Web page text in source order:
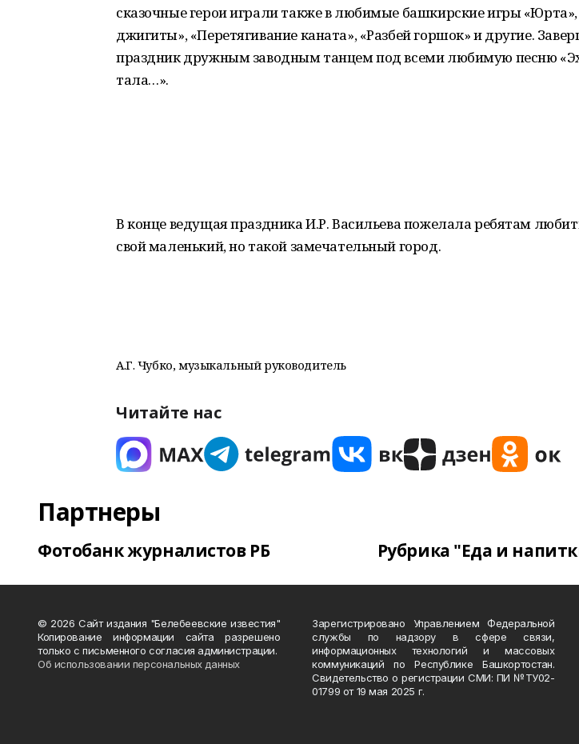
сказочные герои играли также в любимые башкирские игры
джигиты», «Перетягивание каната», «Разбей горшок» и другие.
праздник дружным заводным танцем под всеми любимую песню
тала…».
В конце ведущая праздника И.Р. Васильева пожелала ребятам
свой маленький, но такой замечательный город.
А.Г. Чубко, музыкальный руководитель
Читайте нас
Партнеры
Фотобанк журналистов РБ Рубрика "Еда и
© 2026 Сайт издания "Белебеевские известия"
Копирование информации сайта разрешено
только с письменного согласия администрации.
Об использовании персональных данных
Зарегистрировано Управлением Федеральной
службы по надзору в сфере связи,
информационных технологий и массовых
коммуникаций по Республике Башкортостан.
Свидетельство о регистрации СМИ: ПИ №ТУ02-
01799 от 19 мая 2025 г.